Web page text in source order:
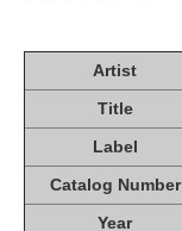
Artist
Title
Label
Catalog Number
Year